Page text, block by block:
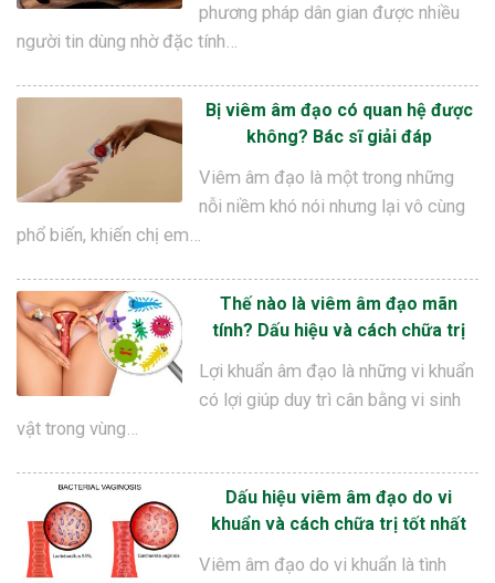
phương pháp dân gian được nhiều
người tin dùng nhờ đặc tính…
Bị viêm âm đạo có quan hệ được
không? Bác sĩ giải đáp
Viêm âm đạo là một trong những
nỗi niềm khó nói nhưng lại vô cùng
phổ biến, khiến chị em…
Thế nào là viêm âm đạo mãn
tính? Dấu hiệu và cách chữa trị
Lợi khuẩn âm đạo là những vi khuẩn
có lợi giúp duy trì cân bằng vi sinh
vật trong vùng…
Dấu hiệu viêm âm đạo do vi
khuẩn và cách chữa trị tốt nhất
Viêm âm đạo do vi khuẩn là tình